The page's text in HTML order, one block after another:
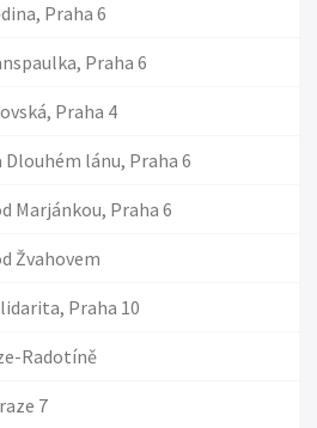
Praha 6
Praha 6
Praha 4
Dlouhém lánu, Praha 6
Marjánkou, Praha 6
Žvahovem
Praha 10
Radotíně
7